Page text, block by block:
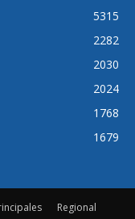
5315
2282
2030
2024
1768
1679
Regional